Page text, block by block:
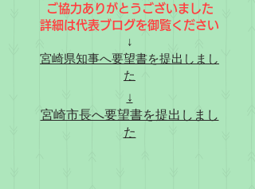
ご協力ありがとうございました
詳細は代表ブログを御覧ください
↓
宮崎県知事へ要望書を提出しまし
た
↓
宮崎市長へ要望書を提出しまし
た